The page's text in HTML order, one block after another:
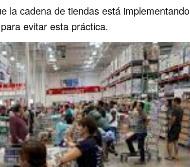
la cadena de tiendas está implementando
evitar esta práctica.